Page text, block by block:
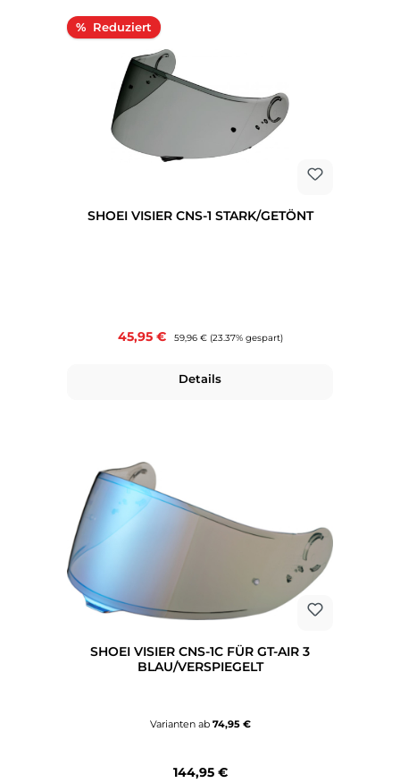
% Rabatt
SHOEI VISIER CNS-1 STARK/GETÖNT
Verkaufspreis:
45,95 € Regulärer Preis:
59,96 € (23.37% gespart)
Details
SHOEI VISIER CNS-1C FÜR GT-AIR 3
BLAU/VERSPIEGELT
Varianten ab74,95 €
Regulärer Preis:
144,95 €